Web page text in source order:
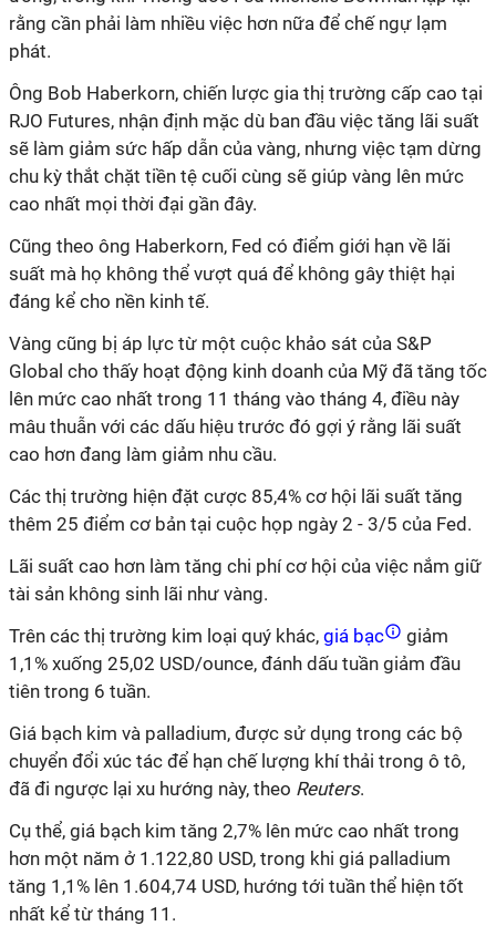
rằng cần phải làm nhiều việc hơn nữa để chế ngự lạm
phát.
Ông Bob Haberkorn, chiến lược gia thị trường cấp cao tại
RJO Futures, nhận định mặc dù ban đầu việc tăng lãi suất
sẽ làm giảm sức hấp dẫn của vàng, nhưng việc tạm dừng
chu kỳ thắt chặt tiền tệ cuối cùng sẽ giúp vàng lên mức
cao nhất mọi thời đại gần đây.
Cũng theo ông Haberkorn, Fed có điểm giới hạn về lãi
suất mà họ không thể vượt quá để không gây thiệt hại
đáng kể cho nền kinh tế.
Vàng cũng bị áp lực từ một cuộc khảo sát của S&P
Global cho thấy hoạt động kinh doanh của Mỹ đã tăng tốc
lên mức cao nhất trong 11 tháng vào tháng 4, điều này
mâu thuẫn với các dấu hiệu trước đó gợi ý rằng lãi suất
cao hơn đang làm giảm nhu cầu.
Các thị trường hiện đặt cược 85,4% cơ hội lãi suất tăng
thêm 25 điểm cơ bản tại cuộc họp ngày 2 - 3/5 của Fed.
Lãi suất cao hơn làm tăng chi phí cơ hội của việc nắm giữ
tài sản không sinh lãi như vàng.
Trên các thị trường kim loại quý khác, giá bạc
giảm
1,1% xuống 25,02 USD/ounce, đánh dấu tuần giảm đầu
tiên trong 6 tuần.
Giá bạch kim và palladium, được sử dụng trong các bộ
chuyển đổi xúc tác để hạn chế lượng khí thải trong ô tô,
đã đi ngược lại xu hướng này, theo Reuters.
Cụ thể, giá bạch kim tăng 2,7% lên mức cao nhất trong
hơn một năm ở 1.122,80 USD, trong khi giá palladium
tăng 1,1% lên 1.604,74 USD, hướng tới tuần thể hiện tốt
nhất kể từ tháng 11.